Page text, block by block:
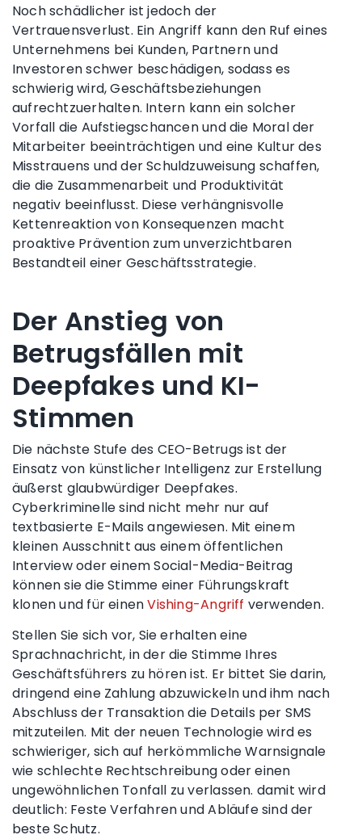
Noch schädlicher ist jedoch der
Vertrauensverlust. Ein Angriff kann den Ruf eines
Unternehmens bei Kunden, Partnern und
Investoren schwer beschädigen, sodass es
schwierig wird, Geschäftsbeziehungen
aufrechtzuerhalten. Intern kann ein solcher
Vorfall die Aufstiegschancen und die Moral der
Mitarbeiter beeinträchtigen und eine Kultur des
Misstrauens und der Schuldzuweisung schaffen,
die die Zusammenarbeit und Produktivität
negativ beeinflusst. Diese verhängnisvolle
Kettenreaktion von Konsequenzen macht
proaktive Prävention zum unverzichtbaren
Bestandteil einer Geschäftsstrategie.
Der Anstieg von
Betrugsfällen mit
Deepfakes und KI-
Stimmen
Die nächste Stufe des CEO-Betrugs ist der
Einsatz von künstlicher Intelligenz zur Erstellung
äußerst glaubwürdiger Deepfakes.
Cyberkriminelle sind nicht mehr nur auf
textbasierte E-Mails angewiesen. Mit einem
kleinen Ausschnitt aus einem öffentlichen
Interview oder einem Social-Media-Beitrag
können sie die Stimme einer Führungskraft
klonen und für einenVishing-Angriff verwenden.
Stellen Sie sich vor, Sie erhalten eine
Sprachnachricht, in der die Stimme Ihres
Geschäftsführers zu hören ist. Er bittet Sie darin,
dringend eine Zahlung abzuwickeln und ihm nach
Abschluss der Transaktion die Details per SMS
mitzuteilen. Mit der neuen Technologie wird es
schwieriger, sich auf herkömmliche Warnsignale
wie schlechte Rechtschreibung oder einen
ungewöhnlichen Tonfall zu verlassen. damit wird
deutlich: Feste Verfahren und Abläufe sind der
beste Schutz.